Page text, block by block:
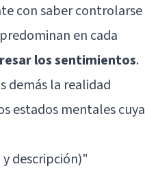
con saber controlarse
en cada
los sentimientos.
demás la realidad
estados mentales cuya
descripción)"